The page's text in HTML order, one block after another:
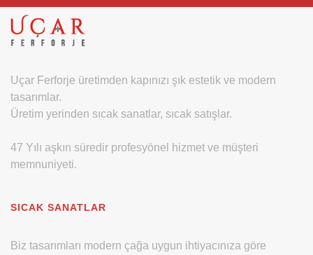
Uçar Ferforje üretimden kapınızı şık estetik ve modern
tasarımlar.
Üretim yerinden sıcak sanatlar, sıcak satışlar.
47 Yılı aşkın süredir profesyönel hizmet ve müşteri
memnuniyeti.
SICAK SANATLAR
Biz tasarımları modern çağa uygun ihtiyacınıza göre